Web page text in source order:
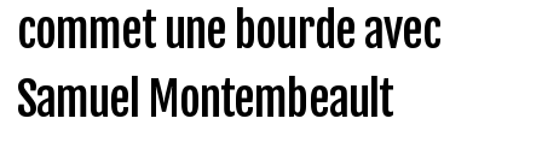
commet une bourde avec
Samuel Montembeault